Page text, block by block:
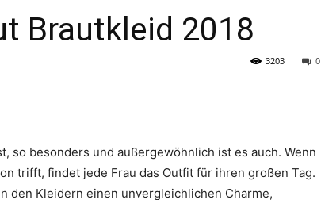
Brautkleid 2018
0
3203
so besonders und außergewöhnlich ist es auch. Wenn
trifft, findet jede Frau das Outfit für ihren großen Tag.
den Kleidern einen unvergleichlichen Charme,